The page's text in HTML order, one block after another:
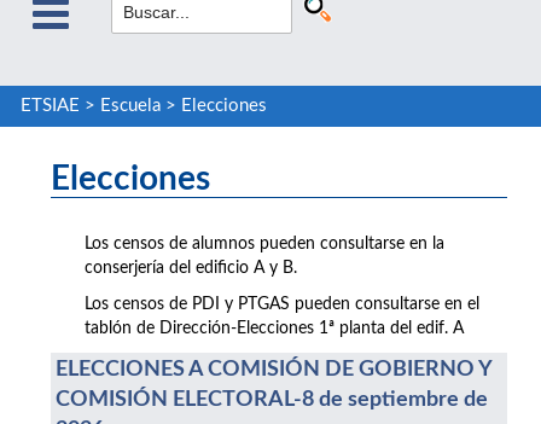
ETSIAE > Escuela> Elecciones
Elecciones
Los censos de alumnos pueden consultarse en la
conserjería del edificio A y B.
Los censos de PDI y PTGAS pueden consultarse en el
tablón de Dirección-Elecciones 1ª planta del edif. A
ELECCIONES A COMISIÓN DE GOBIERNO Y
COMISIÓN ELECTORAL-8 de septiembre de